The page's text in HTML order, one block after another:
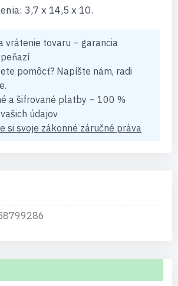
3,7 x 14,5 x 10.
vrátenie tovaru – garancia
pomôcť? Napíšte nám, radi
a šifrované platby – 100 %
údajov
si svoje zákonné záručné práva